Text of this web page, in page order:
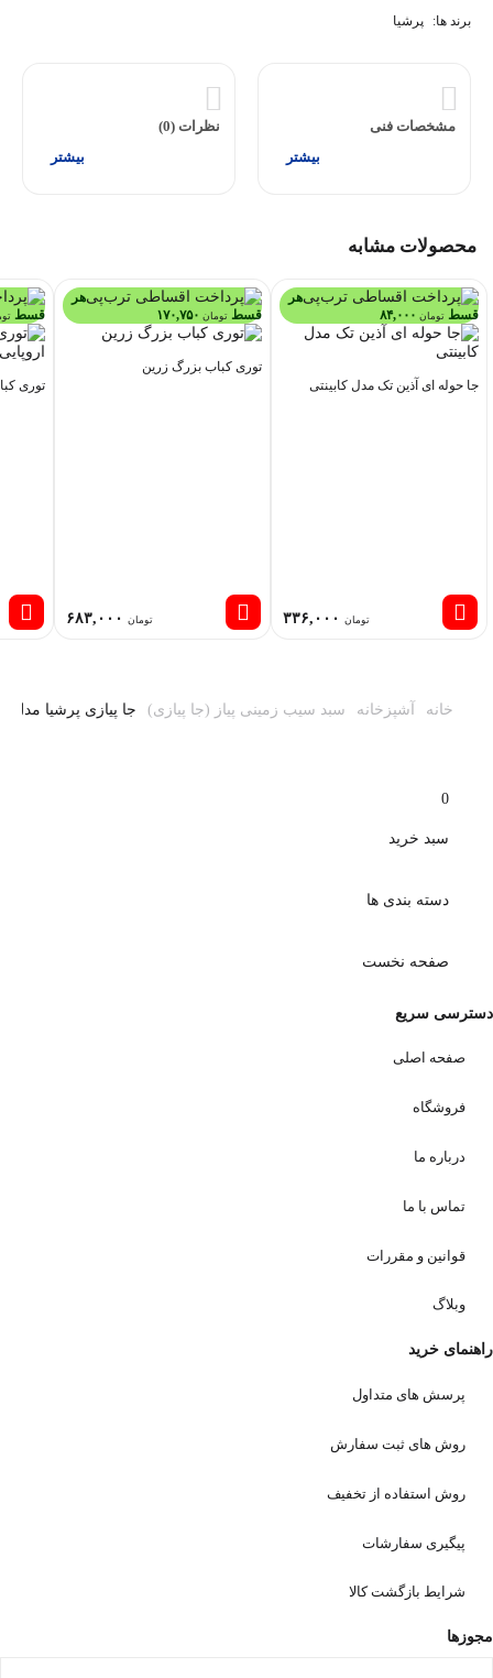
برند ها: پرشیا
مشخصات فنی نظرات (0)
محصولات مشابه
هر
قسط تومان
جا حوله ای آذین تک مدل کابینتی
تومان۳۳۶,۰۰۰
هر
قسط تومان۱۷۰,۷۵۰
توری کباب بزرگ زرین
تومان۶۸۳,۰۰۰
قسط
توری
خانه آشپزخانه سبد سیب زمینی پیاز (جا پیازی) جا پیازی پرشیا
0
سبد خرید
دسته بندی ها
صفحه نخست
دسترسی سریع
صفحه اصلی
فروشگاه
درباره ما
تماس با ما
قوانین و مقررات
وبلاگ
راهنمای خرید
پرسش های متداول
روش های ثبت سفارش
روش استفاده از تخفیف
پیگیری سفارشات
شرایط بازگشت کالا
مجوزها